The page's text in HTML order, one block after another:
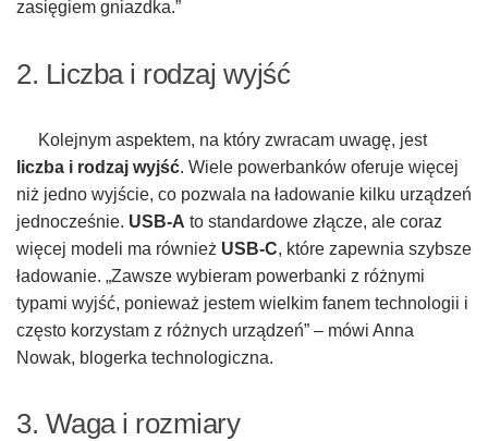
zasięgiem gniazdka.”
2. Liczba i rodzaj wyjść
Kolejnym aspektem, na który zwracam uwagę, jest
liczba i rodzaj wyjść. Wiele powerbanków oferuje więcej
niż jedno wyjście, co pozwala na ładowanie kilku urządzeń
jednocześnie. USB-A to standardowe złącze, ale coraz
więcej modeli ma również USB-C, które zapewnia szybsze
ładowanie. „Zawsze wybieram powerbanki z różnymi
typami wyjść, ponieważ jestem wielkim fanem technologii i
często korzystam z różnych urządzeń” – mówi Anna
Nowak, blogerka technologiczna.
3. Waga i rozmiary